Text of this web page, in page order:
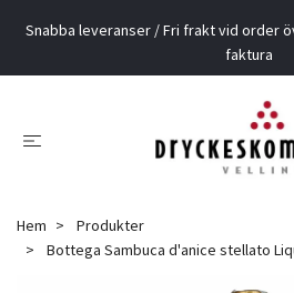
Snabba leveranser / Fri frakt vid order
faktura
Hem
Produkter
Bottega Sambuca d'anice stellato